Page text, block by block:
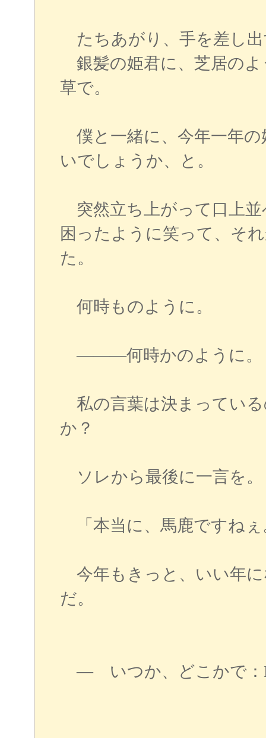
たちあがり、手を差し
銀髪の姫君に、芝居のよ
草で。
僕と一緒に、今年一年
いでしょうか、と。
突然立ち上がって口上
困ったように笑って、そ
た。
何時ものように。
―――何時かのように。
私の言葉は決まってい
か？
ソレから最後に一言を。
「本当に、馬鹿ですね
今年もきっと、いい年
だ。
― いつか、どこかで